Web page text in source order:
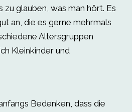
zu glauben, was man hört. Es
an, die es gerne mehrmals
Altersgruppen
Kleinkinder und
Bedenken, dass die